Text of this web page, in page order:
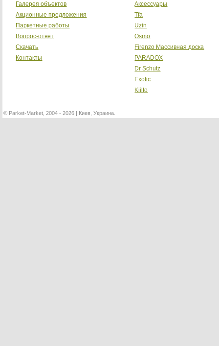
Галерея объектов
Акционные предложения
Паркетные работы
Вопрос-ответ
Скачать
Контакты
Аксессуары
Tfa
Uzin
Osmo
Firenzo Массивная доска
PARADOX
Dr Schutz
Exotic
Kiilto
© Parket-Market, 2004 - 2026 | Киев, Украина.